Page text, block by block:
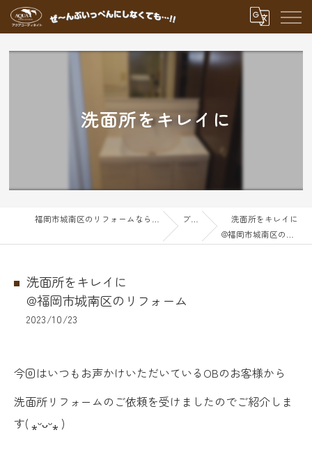
洗面所をキレイに
ブログ
洗面所をキレイに
@福岡市城南区のリフォーム
洗面所をキレイに
@福岡市城南区のリフォーム
2023/10/23
今回はいつもお声かけいただいているOBのお客様から
洗面所リフォームのご依頼を受けましたのでご紹介しま
す( ⁎ᵕᴗᵕ⁎ )